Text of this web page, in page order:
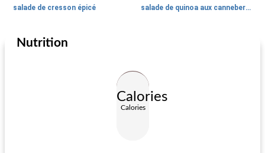
salade de cresson épicé salade de quinoa aux canneberges et brocoli
Salade
Nutrition
Calories
Calories